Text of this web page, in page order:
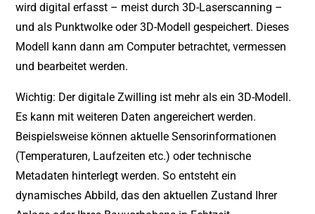
wird digital erfasst – meist durch 3D-Laserscanning –
und als Punktwolke oder 3D-Modell gespeichert. Dieses
Modell kann dann am Computer betrachtet, vermessen
und bearbeitet werden.
Wichtig: Der digitale Zwilling ist mehr als ein 3D-Modell.
Es kann mit weiteren Daten angereichert werden.
Beispielsweise können aktuelle Sensorinformationen
(Temperaturen, Laufzeiten etc.) oder technische
Metadaten hinterlegt werden. So entsteht ein
dynamisches Abbild, das den aktuellen Zustand Ihrer